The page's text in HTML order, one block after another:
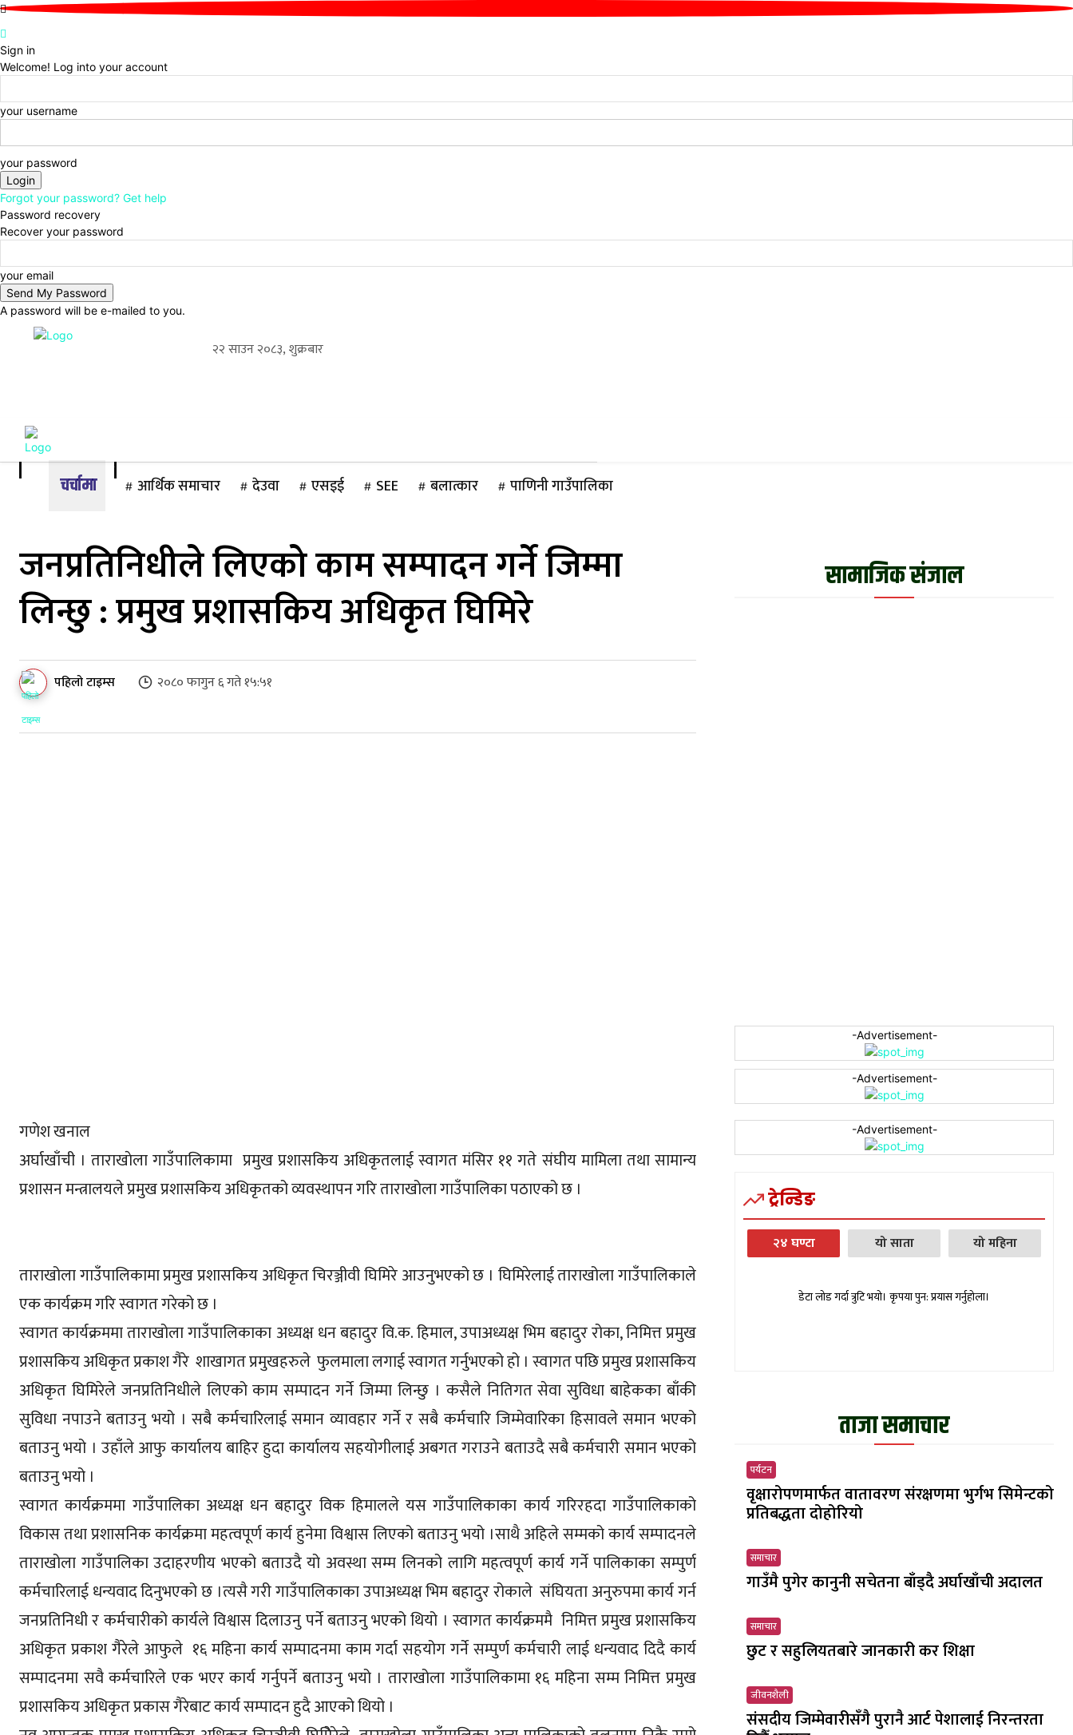
Sign in
Welcome! Log into your account
your username
your password
Forgot your password? Get help
Password recovery
Recover your password
your email
A password will be e-mailed to you.
२२ साउन २०८३, शुक्रबार
२२ साउन २०८३, शुक्रबार
आर्थिक समाचार देउवा एसइई SEE बलात्कार पाणिनी गाउँपालिका
जनप्रतिनिधीले लिएको काम सम्पादन गर्ने जिम्मा
लिन्छु : प्रमुख प्रशासकिय अधिकृत घिमिरे
पहिलो टाइम्स २०८० फागुन ६ गते १५:५१
गणेश खनाल
अर्घाखाँची । ताराखाेला गाउँपालिकामा प्रमुख प्रशासकिय अधिकृतलाई स्वागत मंसिर ११ गते संघीय मामिला तथा सामान्य
प्रशासन मन्त्रालयले प्रमुख प्रशासकिय अधिकृतको व्यवस्थापन गरि ताराखोला गाउँपालिका पठाएको छ ।
ताराखोला गाउँपालिकामा प्रमुख प्रशासकिय अधिकृत चिरञ्जीवी घिमिरे आउनुभएको छ । घिमिरेलाई ताराखोला गाउँपालिकाले
एक कार्यक्रम गरि स्वागत गरेको छ ।
स्वागत कार्यक्रममा ताराखोला गाउँपालिकाका अध्यक्ष धन बहादुर वि.क. हिमाल, उपाअध्यक्ष भिम बहादुर रोका, निमित्त प्रमुख
प्रशासकिय अधिकृत प्रकाश गैरे शाखागत प्रमुखहरुले फुलमाला लगाई स्वागत गर्नुभएको हो । स्वागत पछि प्रमुख प्रशासकिय
अधिकृत घिमिरेले जनप्रतिनिधीले लिएको काम सम्पादन गर्ने जिम्मा लिन्छु । कसैले नितिगत सेवा सुविधा बाहेकका बाँकी
सुविधा नपाउने बताउनु भयो । सबै कर्मचारिलाई समान व्यावहार गर्ने र सबै कर्मचारि जिम्मेवारिका हिसावले समान भएको
बताउनु भयो । उहाँले आफु कार्यालय बाहिर हुदा कार्यालय सहयोगीलाई अबगत गराउने बताउदै सबै कर्मचारी समान भएको
बताउनु भयो ।
स्वागत कार्यक्रममा गाउँपालिका अध्यक्ष धन बहादुर विक हिमालले यस गाउँपालिकाका कार्य गरिरहदा गाउँपालिकाको
विकास तथा प्रशासनिक कार्यक्रमा महत्वपूर्ण कार्य हुनेमा विश्वास लिएको बताउनु भयो ।साथै अहिले सम्मको कार्य सम्पादनले
ताराखोला गाउँपालिका उदाहरणीय भएको बताउदै यो अवस्था सम्म लिनको लागि महत्वपूर्ण कार्य गर्ने पालिकाका सम्पुर्ण
कर्मचारिलाई धन्यवाद दिनुभएको छ ।त्यसै गरी गाउँपालिकाका उपाअध्यक्ष भिम बहादुर रोकाले संघियता अनुरुपमा कार्य गर्न
जनप्रतिनिधी र कर्मचारीको कार्यले विश्वास दिलाउनु पर्ने बताउनु भएको थियो । स्वागत कार्यक्रममै निमित्त प्रमुख प्रशासकिय
अधिकृत प्रकाश गैरेले आफुले १६ महिना कार्य सम्पादनमा काम गर्दा सहयोग गर्ने सम्पुर्ण कर्मचारी लाई धन्यवाद दिदै कार्य
सम्पादनमा सवै कर्मचारिले एक भएर कार्य गर्नुपर्ने बताउनु भयो । ताराखोला गाउँपालिकामा १६ महिना सम्म निमित्त प्रमुख
प्रशासकिय अधिकृत प्रकास गैरेबाट कार्य सम्पादन हुदै आएको थियो ।
सामाजिक संजाल
-Advertisement-
-Advertisement-
-Advertisement-
ट्रेन्डिङ
२४ घण्टा यो साता यो महिना
डेटा लोड गर्दा त्रुटि भयो। कृपया पुन: प्रयास गर्नुहोला।
ताजा समाचार
पर्यटन
वृक्षारोपणमार्फत वातावरण संरक्षणमा भुर्गभ सिमेन्टको
प्रतिबद्धता दोहोरियो
समाचार
गाउँमै पुगेर कानुनी सचेतना बाँड्दै अर्घाखाँची अदालत
समाचार
छुट र सहुलियतबारे जानकारी कर शिक्षा
जीवनशैली
संसदीय जिम्मेवारीसँगै पुरानै आर्ट पेशालाई निरन्तरता